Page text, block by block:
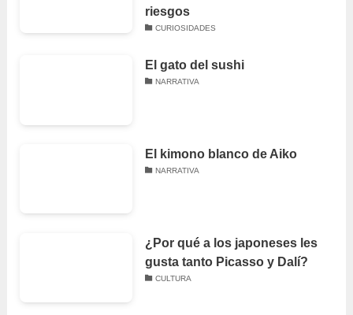
riesgos
CURIOSIDADES
El gato del sushi
NARRATIVA
El kimono blanco de Aiko
NARRATIVA
¿Por qué a los japoneses les
gusta tanto Picasso y Dalí?
CULTURA